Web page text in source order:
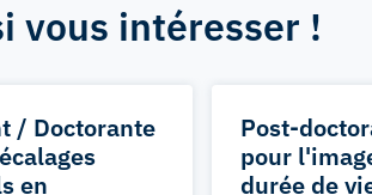
vous intéresser !
/ Doctorante
en
Post-
pour
durée de